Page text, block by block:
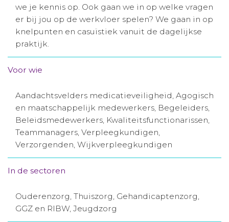
Inloggen
we je kennis op. Ook gaan we in op welke vragen
er bij jou op de werkvloer spelen? We gaan in op
knelpunten en casuïstiek vanuit de dagelijkse
praktijk.
Voor wie
Aandachtsvelders medicatieveiligheid, Agogisch
en maatschappelijk medewerkers, Begeleiders,
Beleidsmedewerkers, Kwaliteitsfunctionarissen,
Teammanagers, Verpleegkundigen,
Verzorgenden, Wijkverpleegkundigen
In de sectoren
Ouderenzorg, Thuiszorg, Gehandicaptenzorg,
GGZ en RIBW, Jeugdzorg